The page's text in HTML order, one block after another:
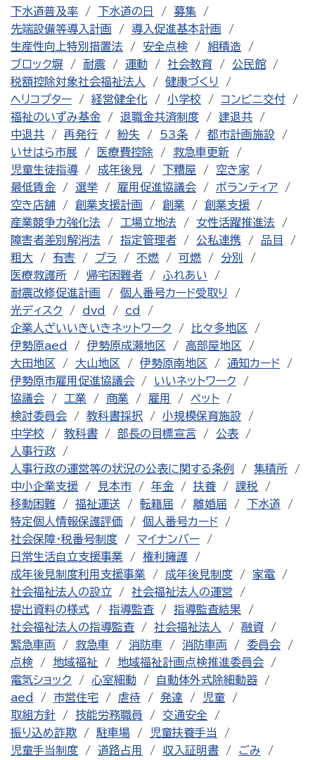
下水道普及率
下水道の日
募集
先端設備等導入計画
導入促進基本計画
生産性向上特別措置法
安全点検
組積造
ブロック塀
耐震 運動 社会教育
公民館
税額控除対象社会福祉法人
健康づくり
ヘリコプター
経営健全化 小学校
コンビニ交付
福祉のいずみ基金
退職金共済制度
建退共
中退共
再発行 紛失 53条
都市計画施設
いせはら市展
医療費控除
救急車更新
児童生徒指導
成年後見 下糟屋
空き家
最低賃金
選挙 雇用促進協議会
ボランティア
空き店舗
創業支援計画 創業
創業支援
産業競争力強化法
工場立地法
女性活躍推進法
障害者差別解消法
指定管理者 公私連携
品目
粗大
有害 プラ 不燃 可燃
分別
医療救護所
帰宅困難者
ふれあい
耐震改修促進計画
個人番号カード受取り
光ディスク
dvd
cd
企業人ざいいきいきネットワーク
比々多地区
伊勢原aed
伊勢原成瀬地区
高部屋地区
大田地区
大山地区 伊勢原南地区
通知カード
伊勢原市雇用促進協議会
いいネットワーク
協議会
工業 商業 雇用
ペット
検討委員会
教科書採択
小規模保育施設
中学校
教科書 部長の目標宣言
公表
人事行政
人事行政の運営等の状況の公表に関する条例
集積所
中小企業支援
見本市 年金 扶養
課税
移動困難
福祉運送 転籍届 離婚届
下水道
特定個人情報保護評価
個人番号カード
社会保障・税番号制度
マイナンバー
日常生活自立支援事業
権利擁護
成年後見制度利用支援事業
成年後見制度
家電
社会福祉法人の設立
社会福祉法人の運営
提出資料の様式
指導監査
指導監査結果
社会福祉法人の指導監査
社会福祉法人
融資
緊急車両
救急車 消防車 消防車両
委員会
点検
地域福祉
地域福祉計画点検推進委員会
電気ショック
心室細動
自動体外式除細動器
aed
市営住宅 虐待 発達
児童
取組方針
技能労務職員
交通安全
振り込め詐欺
駐車場
児童扶養手当
児童手当制度
道路占用 収入証明書 ごみ